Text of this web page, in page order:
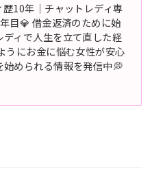
歴10年｜チャットレディ専
目💎 借金返済のために始
ディで人生を立て直した経
うにお金に悩む女性が安心
始められる情報を発信中💭